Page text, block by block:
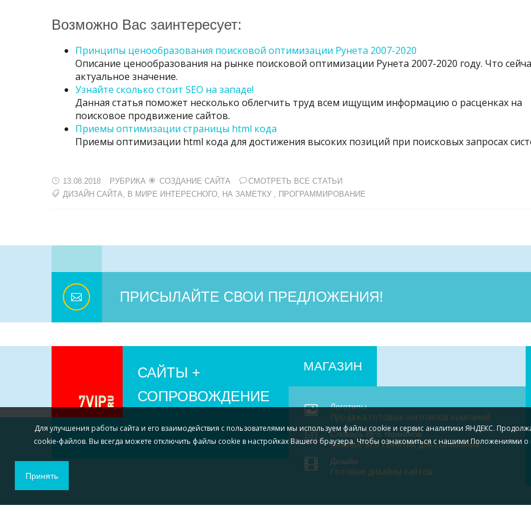
Возможно Вас заинтересует:
Принципы ценообразования поисковой оптимизации Рунета 2007-2020
Описание ценообразования на рынке поисковой оптимизации Рунета 2007-2020 году. Что
актуальное значение.
Узнайте сколько стоит SEO на западе!
Данная статья поможет несколько облегчить труд всем ищущим информацию о расценках на
поисковое продвижение сайтов.
Приемы оптимизации страницы html кода
Приемы оптимизации html кода для достижения высоких позиций при поисковых запросах
13.08.2018 РУБРИКА СОЗДАНИЕ САЙТА
СМОТРЕТЬ ВСЕ СТАТЬИ
ДИЗАЙН САЙТА, В МИРЕ ИНТЕРЕСНОГО, НА ЗАМЕТКУ , ПРОГРАММИРОВАНИЕ
ПРИСЫЛАЙТЕ СВОИ ПРЕДЛОЖЕНИЯ!
САЙТЫ +
СОПРОВОЖДЕНИЕ
МАГАЗИН
Логотипы
Продажа готовых логотипов компаний
Словарь ВЕБ терминов
Важные веб понятия для понимания
Дизайн
Готовые дизайны сайтов
Для улучшения работы сайта и его взаимодействия с пользователями мы используем файлы cookie и сервис аналитики ЯНДЕКС.
cookie-файлов. Вы всегда можете отключить файлы cookie в настройках Вашего браузера.Чтобы ознакомиться с нашими Положениями
Принять